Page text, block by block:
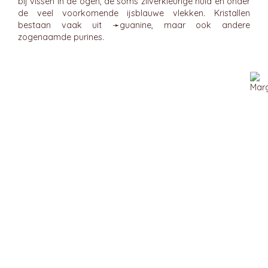
de veel voorkomende ijsblauwe vlekken. Kristallen
bestaan vaak uit ➛guanine, maar ook andere
zogenaamde purines.